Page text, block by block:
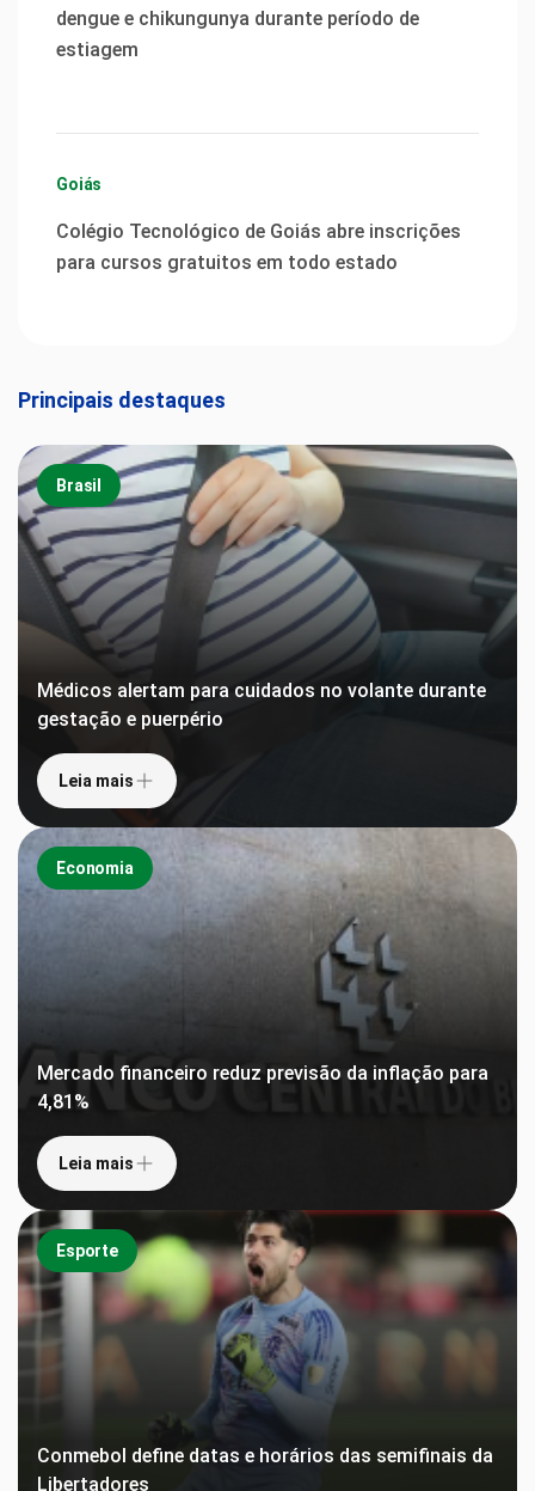
dengue e chikungunya durante período de
estiagem
Goiás
Colégio Tecnológico de Goiás abre inscrições
para cursos gratuitos em todo estado
Principais destaques
Brasil
Médicos alertam para cuidados no volante durante
gestação e puerpério
Leia mais
Economia
Mercado financeiro reduz previsão da inflação para
4,81%
Leia mais
Esporte
Conmebol define datas e horários das semifinais da
Libertadores